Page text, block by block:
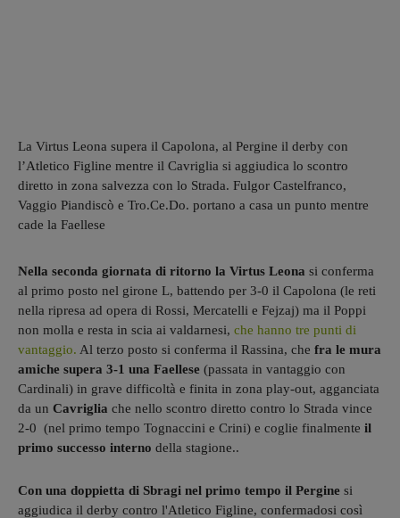
La Virtus Leona supera il Capolona, al Pergine il derby con
l’Atletico Figline mentre il Cavriglia si aggiudica lo scontro
diretto in zona salvezza con lo Strada. Fulgor Castelfranco,
Vaggio Piandiscò e Tro.Ce.Do. portano a casa un punto mentre
cade la Faellese
Nella seconda giornata di ritorno la Virtus Leona si conferma
al primo posto nel girone L, battendo per 3-0 il Capolona (le reti
nella ripresa ad opera di Rossi, Mercatelli e Fejzaj) ma il Poppi
non molla e resta in scia ai valdarnesi, che hanno tre punti di
vantaggio. Al terzo posto si conferma il Rassina, che fra le mura
amiche supera 3-1 una Faellese (passata in vantaggio con
Cardinali) in grave difficoltà e finita in zona play-out, agganciata
da un Cavriglia che nello scontro diretto contro lo Strada vince
2-0 (nel primo tempo Tognaccini e Crini) e coglie finalmente il
primo successo interno della stagione..
Con una doppietta di Sbragi nel primo tempo il Pergine si
aggiudica il derby contro l'Atletico Figline, confermadosi così